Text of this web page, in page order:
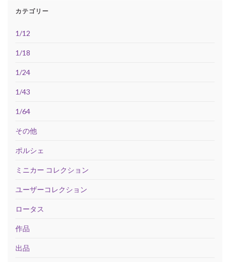
カテゴリー
1/12
1/18
1/24
1/43
1/64
その他
ポルシェ
ミニカー コレクション
ユーザーコレクション
ロータス
作品
出品